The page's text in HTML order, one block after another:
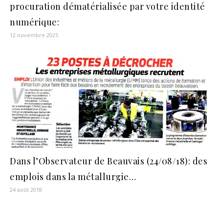
procuration dématérialisée par votre identité
numérique:
12 novembre 2025
Dans l’Observateur de Beauvais (24/08/18): des
emplois dans la métallurgie…
24 août 2018